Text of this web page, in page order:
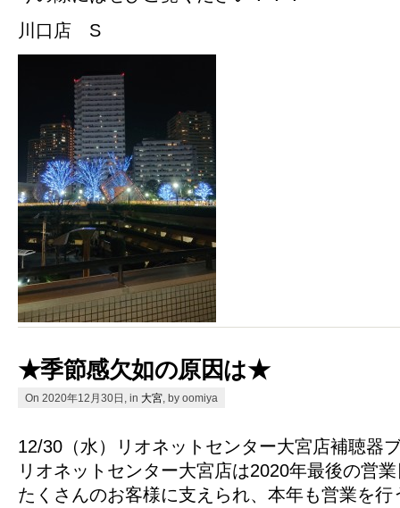
川口店 S
★季節感欠如の原因は★
On 2020年12月30日, in 大宮 , by oomiya
12/30（水）リオネットセンター大宮店補聴器
リオネットセンター大宮店は2020年最後の営
たくさんのお客様に支えられ、本年も営業を